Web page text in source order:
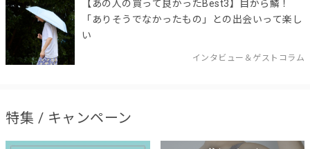
【あの人の買って良かったBest3】目から鱗！
「ありそうでなかったもの」との出会いって楽し
い
インタビュー＆ゲストコラム
特集 / キャンペーン